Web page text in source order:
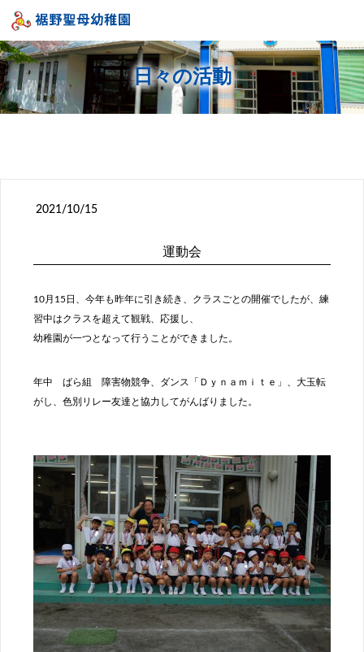
日々の活動
2021/10/15
運動会
10月15日、今年も昨年に引き続き、クラスごとの開催でしたが、練
習中はクラスを超えて観戦、応援し、
幼稚園が一つとなって行うことができました。
年中 ばら組 障害物競争、ダンス「Ｄｙｎａｍｉｔｅ」、大玉転
がし、色別リレー友達と協力してがんばりました。